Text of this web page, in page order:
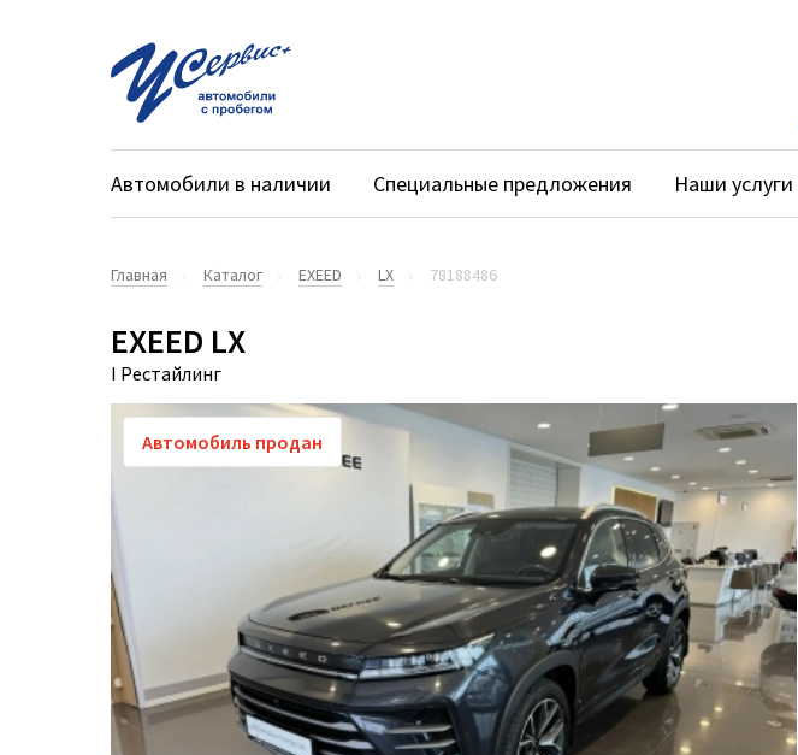
Автомобили в наличии Специальные предложения Наши услуги
Главная Каталог EXEED LX 78188486
EXEED LX
I Рестайлинг